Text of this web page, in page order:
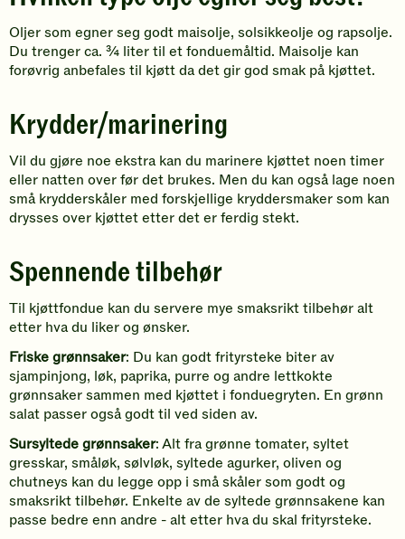
Oljer som egner seg godt maisolje, solsikkeolje og rapsolje.
Du trenger ca. ¾ liter til et fonduemåltid. Maisolje kan
forøvrig anbefales til kjøtt da det gir god smak på kjøttet.
Krydder/marinering
Vil du gjøre noe ekstra kan du marinere kjøttet noen timer
eller natten over før det brukes. Men du kan også lage noen
små krydderskåler med forskjellige kryddersmaker som kan
drysses over kjøttet etter det er ferdig stekt.
Spennende tilbehør
Til kjøttfondue kan du servere mye smaksrikt tilbehør alt
etter hva du liker og ønsker.
Friske grønnsaker: Du kan godt frityrsteke biter av
sjampinjong, løk, paprika, purre og andre lettkokte
grønnsaker sammen med kjøttet i fonduegryten. En grønn
salat passer også godt til ved siden av.
Sursyltede grønnsaker: Alt fra grønne tomater, syltet
gresskar, småløk, sølvløk, syltede agurker, oliven og
chutneys kan du legge opp i små skåler som godt og
smaksrikt tilbehør. Enkelte av de syltede grønnsakene kan
passe bedre enn andre - alt etter hva du skal frityrsteke.